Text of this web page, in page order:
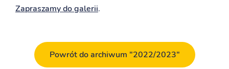
Zapraszamy do galerii.
Powrót do archiwum "2022/2023"